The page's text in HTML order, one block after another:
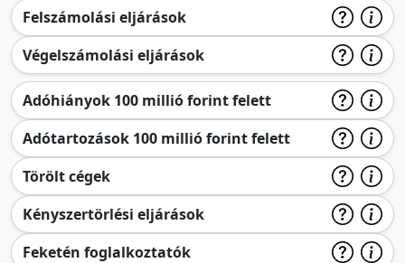
Felszámolási eljárások
Végelszámolási eljárások
Adóhiányok 100 millió forint felett
Adótartozások 100 millió forint felett
Törölt cégek
Kényszertörlési eljárások
Feketén foglalkoztatók